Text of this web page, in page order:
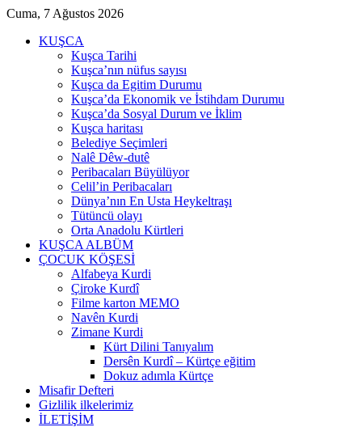
Cuma, 7 Ağustos 2026
KUŞCA
Kuşca Tarihi
Kuşca’nın nüfus sayısı
Kuşca da Egitim Durumu
Kuşca’da Ekonomik ve İstihdam Durumu
Kuşca’da Sosyal Durum ve İklim
Kuşca haritası
Belediye Seçimleri
Nalê Dêw-dutê
Peribacaları Büyülüyor
Celil’in Peribacaları
Dünya’nın En Usta Heykeltraşı
Tütüncü olayı
Orta Anadolu Kürtleri
KUŞCA ALBÜM
ÇOCUK KÖŞESİ
Alfabeya Kurdi
Çiroke Kurdî
Filme karton MEMO
Navên Kurdi
Zimane Kurdi
Kürt Dilini Tanıyalım
Dersên Kurdî – Kürtçe eğitim
Dokuz adımla Kürtçe
Misafir Defteri
Gizlilik ilkelerimiz
İLETİŞİM